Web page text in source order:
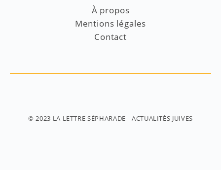
À propos
Mentions légales
Contact
© 2023 LA LETTRE SÉPHARADE - ACTUALITÉS JUIVES